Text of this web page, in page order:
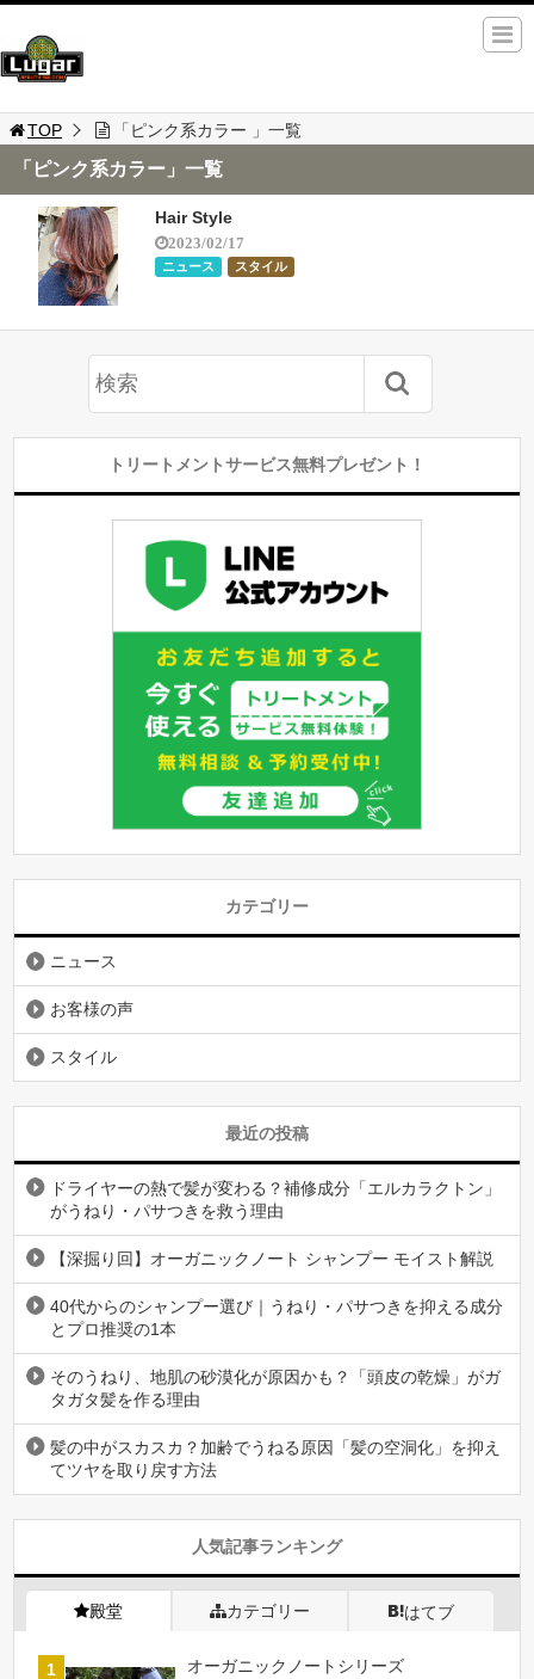
TOP 「ピンク系カラー 」一覧
「ピンク系カラー」一覧
Hair Style
2023/02/17
ニュース スタイル
トリートメントサービス無料プレゼント！
カテゴリー
ニュース
お客様の声
スタイル
最近の投稿
ドライヤーの熱で髪が変わる？補修成分「エルカラクトン」
がうねり・パサつきを救う理由
【深掘り回】オーガニックノート シャンプー モイスト解説
40代からのシャンプー選び｜うねり・パサつきを抑える成分
とプロ推奨の1本
そのうねり、地肌の砂漠化が原因かも？「頭皮の乾燥」がガ
タガタ髪を作る理由
髪の中がスカスカ？加齢でうねる原因「髪の空洞化」を抑え
てツヤを取り戻す方法
人気記事ランキング
殿堂 カテゴリー はてブ
オーガニックノートシリーズ